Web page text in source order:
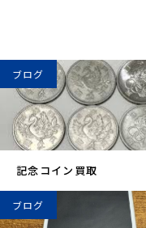
ブログ
記念コイン買取
ブログ